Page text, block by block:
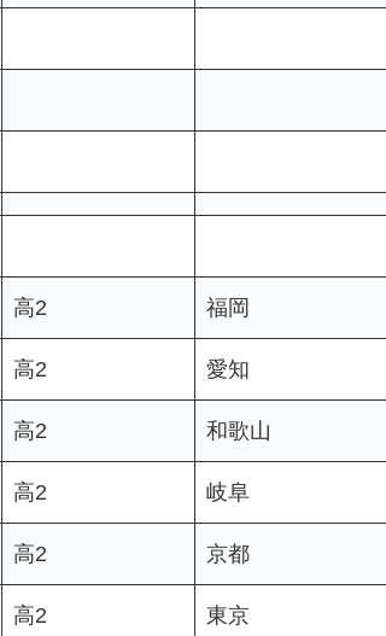
高2 福岡
高2 愛知
高2 和歌山
高2 岐阜
高2 京都
高2 東京